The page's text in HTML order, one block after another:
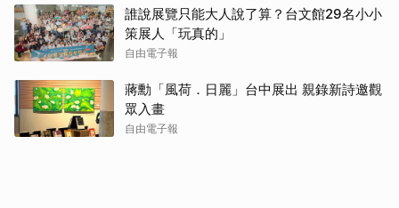
誰說展覽只能大人說了算？台文館29名小小
策展人「玩真的」
自由電子報
蔣勳「風荷．日麗」台中展出 親錄新詩邀觀
眾入畫
自由電子報